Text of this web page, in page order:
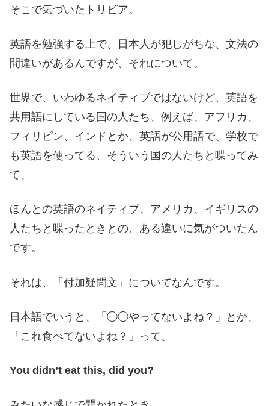
そこで気づいたトリビア。
英語を勉強する上で、日本人が犯しがちな、文法の
間違いがあるんですが、それについて。
世界で、いわゆるネイティブではないけど、英語を
共用語にしている国の人たち、例えば、アフリカ、
フィリピン、インドとか、英語が公用語で、学校で
も英語を使ってる、そういう国の人たちと喋ってみ
て、
ほんとの英語のネイティブ、アメリカ、イギリスの
人たちと喋ったときとの、ある違いに気がついたん
です。
それは、「付加疑問文」についてなんです。
日本語でいうと、「◯◯やってないよね？」とか、
「これ食べてないよね？」って、
You didn’t eat this, did you?